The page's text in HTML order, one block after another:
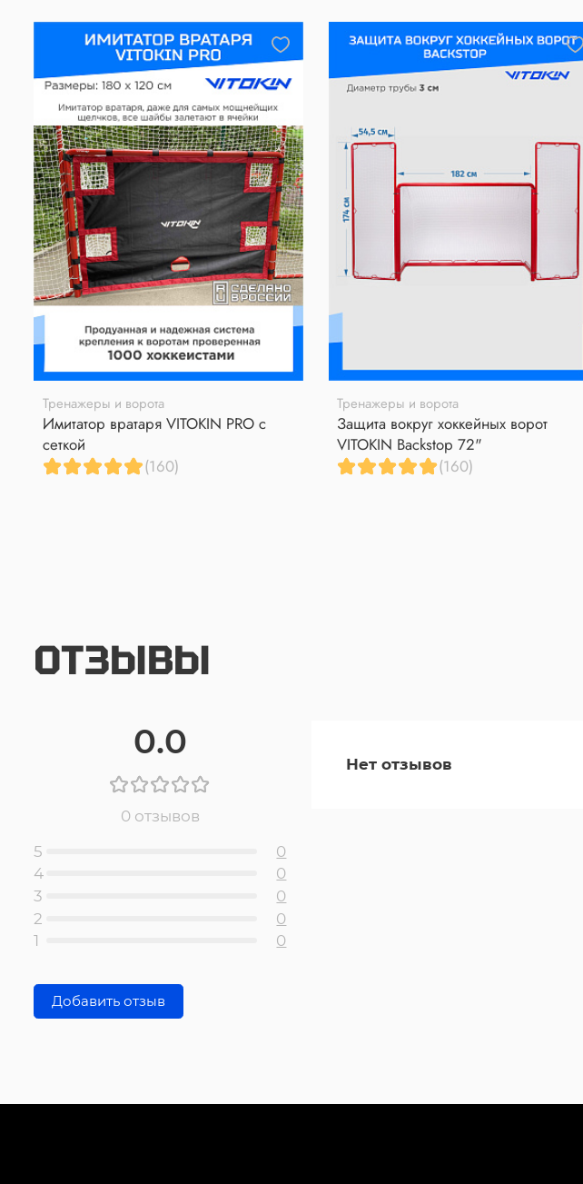
Тренажеры и ворота
Имитатор вратаря VITOKIN PRO с
сеткой
(160)
Тренажеры и ворота
Защита вокруг хоккейных ворот
VITOKIN Backstop 72"
(160)
ОТЗЫВЫ
0.0
0 отзывов
5
0
4
0
3
0
2
0
1
0
Добавить отзыв
Нет отзывов